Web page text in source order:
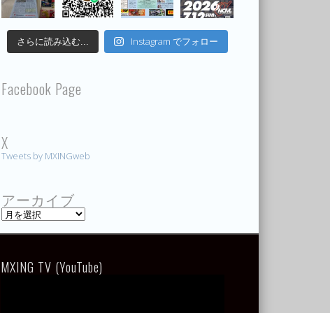
さらに読み込む... Instagram でフォロー
Facebook Page
X
Tweets by MXINGweb
アーカイブ
ア
ー
カ
MXING TV (YouTube)